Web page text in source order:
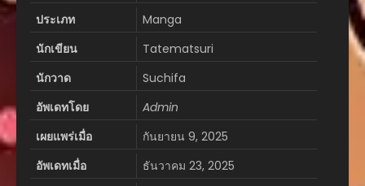
ประเภท
Manga
นักเขียน
Tatematsuri
นักวาด
Suchifa
อัพเดทโดย
Admin
เผยแพร่เมื่อ
กันยายน 9, 2025
อัพเดทเมื่อ
ธันวาคม 23, 2025